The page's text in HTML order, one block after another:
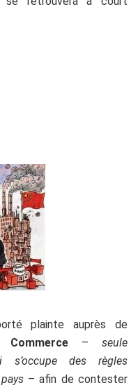
plainte auprès de
Commerce – seule
s’occupe des règles
– afin de contester